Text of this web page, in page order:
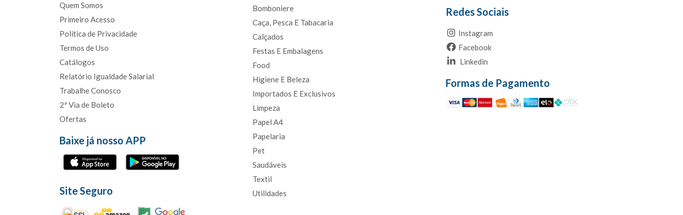
Quem Somos
Primeiro Acesso
Política de Privacidade
Termos de Uso
Catálogos
Relatório Igualdade Salarial
Trabalhe Conosco
2ª Via de Boleto
Ofertas
Baixe já nosso APP
Site Seguro
Bomboniere
Caça, Pesca E Tabacaria
Calçados
Festas E Embalagens
Food
Higiene E Beleza
Importados E Exclusivos
Limpeza
Papel A4
Papelaria
Pet
Saudáveis
Textil
Utilidades
Redes Sociais
Instagram
Facebook
Linkedin
Formas de Pagamento